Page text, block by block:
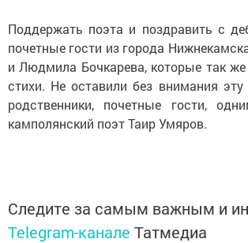
Поддержать поэта и поздравить с
почетные гости из города
и Людмила Бочкарева, которые так же
стихи. Не оставили без внимания эту
родственники, почетные гости,
камполянский поэт Таир Умяров.
Следите за самым важным и
Telegram-канале Татмедиа